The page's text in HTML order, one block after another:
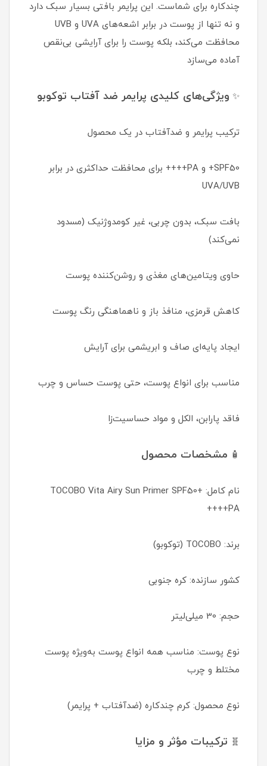
چندکاره برای شماست. این پرایمر بافتی بسیار سبک دارد
و نه تنها از پوست در برابر اشعه‌های UVA و UVB
محافظت می‌کند، بلکه پوست را برای آرایشی بی‌نقص
آماده می‌سازد
✨ ویژگی‌های کلیدی پرایمر ضد آفتاب توکوبو
ترکیب پرایمر و ضدآفتاب در یک محصول
SPF50+ و PA++++ برای محافظت حداکثری در برابر
UVA/UVB
بافت سبک، بدون چربی، غیر کومدوژنیک (مسدود
نمی‌کند)
حاوی ویتامین‌های مغذی و روشن‌کننده پوست
کاهش قرمزی، منافذ باز و ناهماهنگی رنگ پوست
ایجاد پایه‌ای صاف و ابریشمی برای آرایش
مناسب برای انواع پوست، حتی پوست حساس و چرب
فاقد پارابن، الکل و مواد حساسیت‌زا
🧴 مشخصات محصول
نام کامل: TOCOBO Vita Airy Sun Primer SPF50+
PA++++
برند: TOCOBO (توکوبو)
کشور سازنده: کره جنوبی
حجم: 30 میلی‌لیتر
نوع پوست: مناسب همه انواع پوست به‌ویژه پوست
مختلط و چرب
نوع محصول: کرم چندکاره (ضدآفتاب + پرایمر)
🧬 ترکیبات مؤثر و مزایا